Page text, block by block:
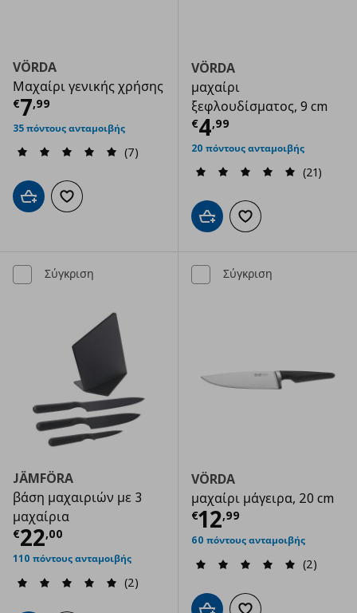
VÖRDA
Μαχαίρι γενικής χρήσης
€7,99
Τρέχουσα τιμή € 7,99
35 πόντους ανταμοιβής
(7)
Προσθήκη στο καλάθι
Προσθήκη στα αγαπημένα
VÖRDA
μαχαίρι
ξεφλουδίσματος, 9 cm
€4,99
Τρέχουσα
20 πόντους ανταμοιβής
(21)
Προσθήκη στο καλάθι
Προσθήκη στα
Σύγκριση
JÄMFÖRA
βάση μαχαιριών με 3
μαχαίρια
€22,00
Τρέχουσα τιμή € 22,00
110 πόντους ανταμοιβής
(2)
Σύγκριση
VÖRDA
μαχαίρι μάγειρα, 20 cm
€12,99
Τρέχουσα
60 πόντους ανταμοιβής
(2)